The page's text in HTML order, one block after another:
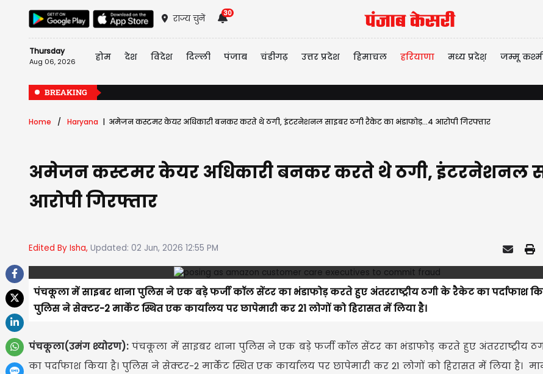
राज्य चुनें
30
Thursday
Aug 06, 2026 होम देश विदेश दिल्ली पंजाब चंडीगढ़ उत्तर प्रदेश हिमाचल हरियाणा मध्य प्रदेश़ जम्मू
BREAKING
Home Haryana अमेजन कस्टमर केयर अधिकारी बनकर करते थे ठगी, इंटरनेशनल साइबर ठगी रैकेट का भंडाफोड़...4 आरोपी गिरफ्तार
अमेजन कस्टमर केयर अधिकारी बनकर करते थे ठगी, इंटरनेशनल
आरोपी गिरफ्तार
Edited By Isha, Updated: 02 Jun, 2026 12:55 PM
पंचकूला में साइबर थाना पुलिस ने एक बड़े फर्जी कॉल सेंटर का भंडाफोड़ करते हुए अंतरराष्ट्रीय ठगी के रैकेट का पर्दाफाश
पुलिस ने सेक्टर-2 मार्केट स्थित एक कार्यालय पर छापेमारी कर 21 लोगों को हिरासत में लिया है।
पंचकूला(उमंग श्योरण): पंचकूला में साइबर थाना पुलिस ने एक बड़े फर्जी कॉल सेंटर का भंडाफोड़ करते हुए अंतरराष्ट्रीय
का पर्दाफाश किया है। पुलिस ने सेक्टर-2 मार्केट स्थित एक कार्यालय पर छापेमारी कर 21 लोगों को हिरासत में लिया है।